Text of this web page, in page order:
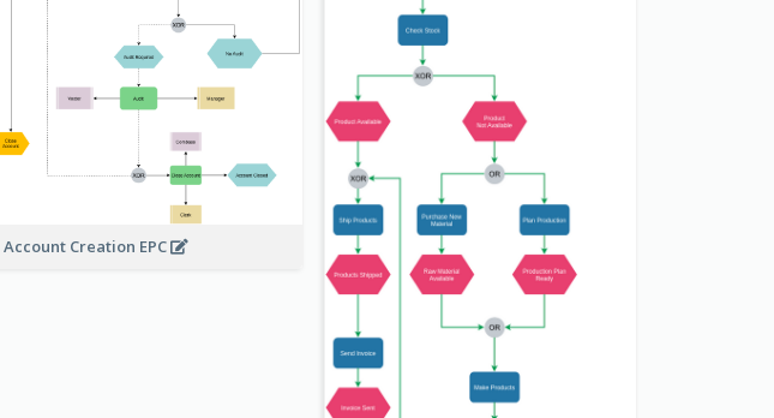
Account Creation EPC